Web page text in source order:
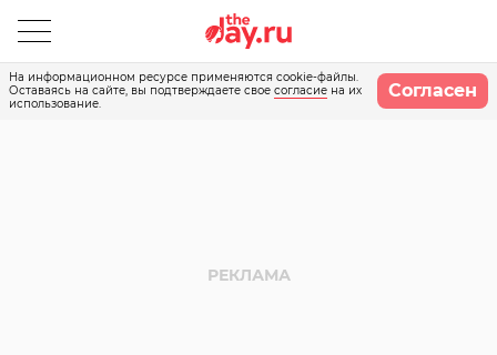
На информационном ресурсе применяются cookie-файлы.
Оставаясь на сайте, вы подтверждаете свое согласие на их
использование.
Согласен